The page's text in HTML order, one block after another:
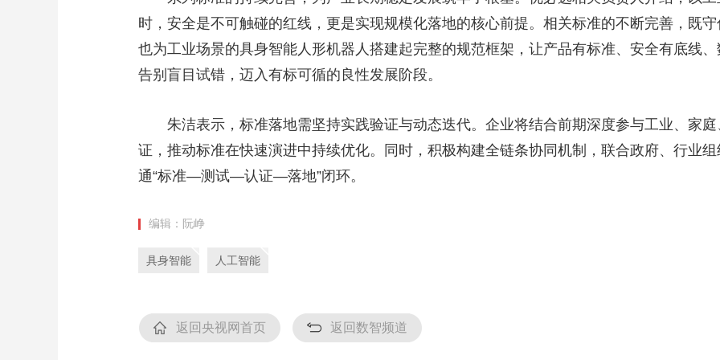
时，安全是不可触碰的红线，更是实现规模化落地的核心前提。相关标准的不断完善，既
也为工业场景的具身智能人形机器人搭建起完整的规范框架，让产品有标准、安全有底线
告别盲目试错，迈入有标可循的良性发展阶段。
朱洁表示，标准落地需坚持实践验证与动态迭代。企业将结合前期深度参与工业、家庭
证，推动标准在快速演进中持续优化。同时，积极构建全链条协同机制，联合政府、行业
通“标准—测试—认证—落地”闭环。
编辑：阮峥
具身智能 人工智能
返回央视网首页 返回数智频道